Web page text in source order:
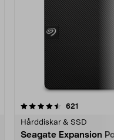
621
Hårddiskar & SSD
Seagate Expansion
4.5 av 5 stjärnor